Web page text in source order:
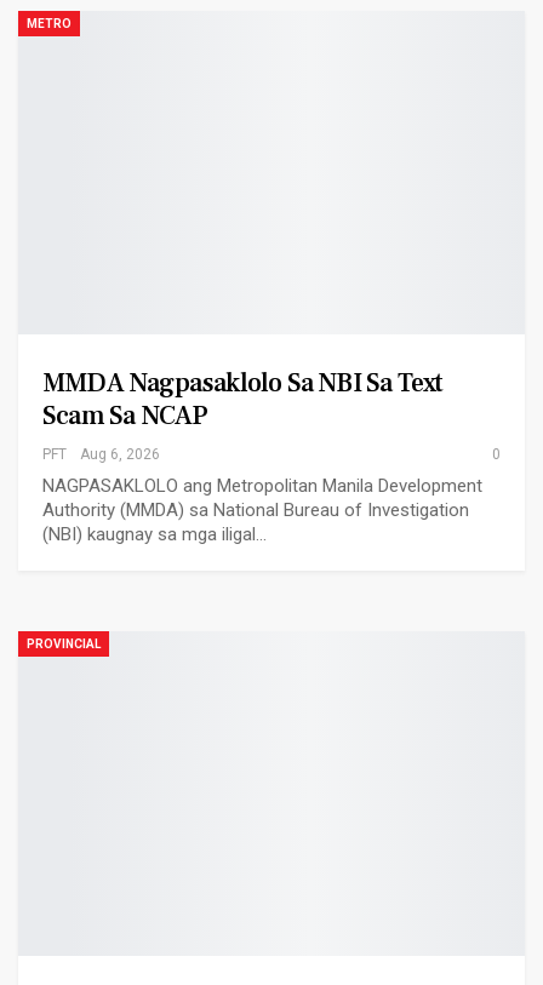
METRO
MMDA Nagpasaklolo Sa NBI Sa Text
Scam Sa NCAP
PFT Aug 6, 2026 0
NAGPASAKLOLO ang Metropolitan Manila Development
Authority (MMDA) sa National Bureau of Investigation
(NBI) kaugnay sa mga iligal…
PROVINCIAL